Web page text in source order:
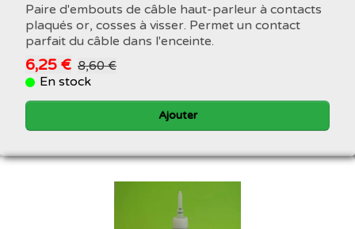
Paire d'embouts de câble haut-parleur à contacts
plaqués or, cosses à visser. Permet un contact
parfait du câble dans l'enceinte.
6,25 € 8,60 €
En stock
Ajouter